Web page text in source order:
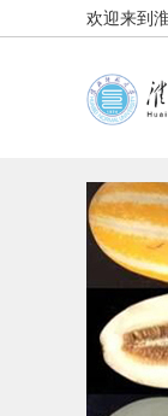
欢迎来到